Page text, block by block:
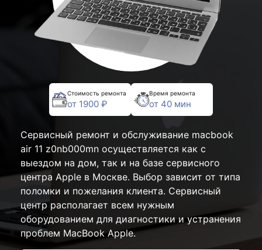
Стоимость ремонта
от 1900 ₽
Время ремонта
от 40 мин
Сервисный ремонт и обслуживание macbook
air 11 z0nb000mn осуществляется как с
выездом на дом, так и на базе сервисного
центра Apple в Москве. Выбор зависит от типа
поломки и пожелания клиента. Сервисный
центр располагает всем нужным
оборудованием для диагностики и устранения
проблем MacBook Apple.